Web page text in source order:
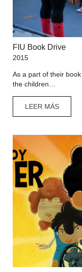
FIU Book Drive
2015
As a part of their
the children…
LEER MÁS